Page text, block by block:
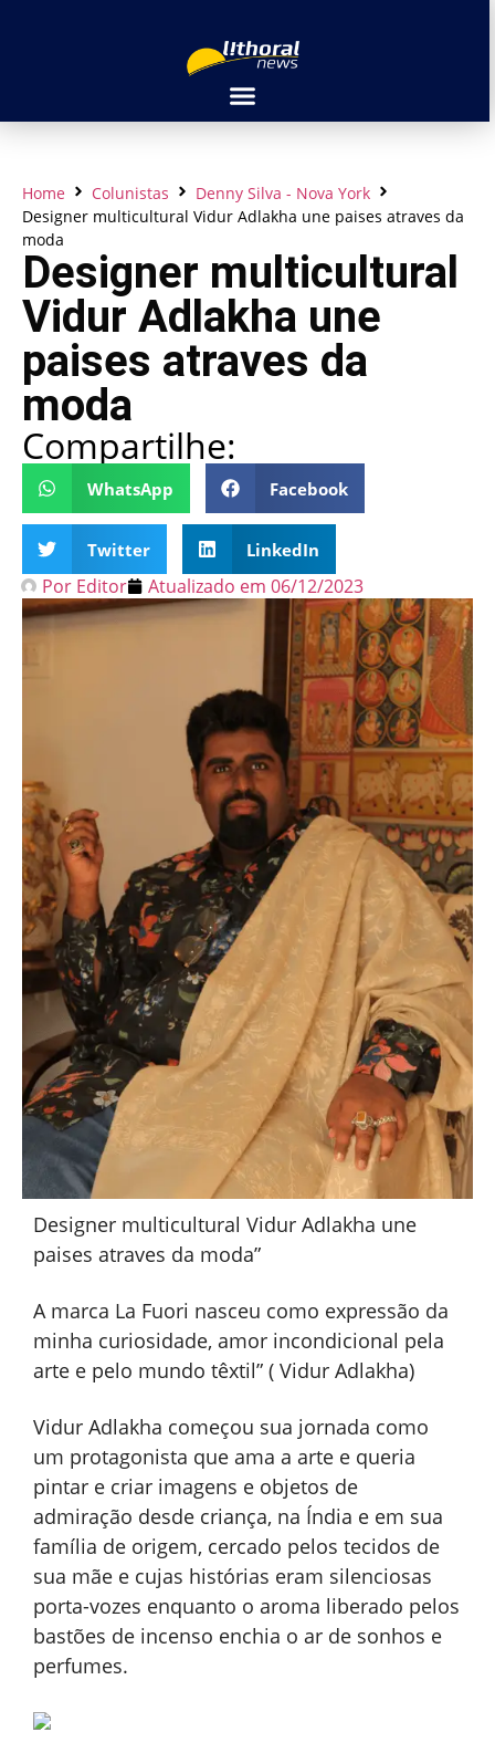
Home Colunistas
Denny Silva - Nova York
Designer multicultural Vidur Adlakha une paises atraves da
moda
Designer multicultural
Vidur Adlakha une
paises atraves da
moda
Compartilhe:
WhatsApp Facebook
Twitter LinkedIn
Por Editor Atualizado em 06/12/2023
Designer multicultural Vidur Adlakha une
paises atraves da moda”
A marca La Fuori nasceu como expressão da
minha curiosidade, amor incondicional pela
arte e pelo mundo têxtil” ( Vidur Adlakha)
Vidur Adlakha começou sua jornada como
um protagonista que ama a arte e queria
pintar e criar imagens e objetos de
admiração desde criança, na Índia e em sua
família de origem, cercado pelos tecidos de
sua mãe e cujas histórias eram silenciosas
porta-vozes enquanto o aroma liberado pelos
bastões de incenso enchia o ar de sonhos e
perfumes.